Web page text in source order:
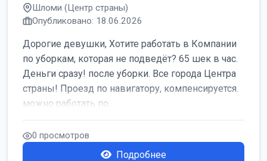
Шломи (Центр страны)
Опубликовано: 18.06.2026
Дорогие девушки, Хотите работать в Компании
по уборкам, которая не подведёт? 65 шек в час.
Деньги сразу! после уборки. Все города Центра
страны! Проезд по навигатору, компенсируется.
можно работать по...
0 просмотров
Подробнее